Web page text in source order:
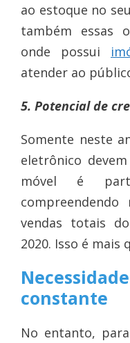
ao estoque no
também essas
onde possui
atender ao
5. Potencial de
Somente neste
eletrônico
móvel é
vendas totais
2020. Isso é mais
constante
No entanto,